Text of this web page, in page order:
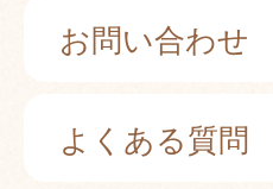
お問い合わせ
よくある質問